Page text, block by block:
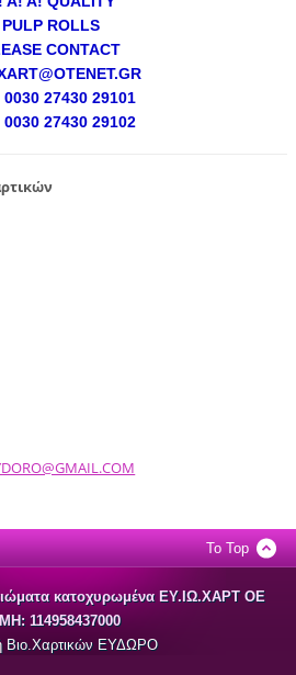
PULP ROLLS
CONTACT
27430 29101
0030 27430 29102
To Top
κατοχυρωμένα EΥ.ΙΩ.ΧΑΡΤ ΟΕ
114958437000
Βιο.Χαρτικών ΕΥΔΩΡΟ